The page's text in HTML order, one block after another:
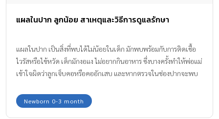
แผลในปาก ลูกน้อย สาเหตุและวิธีการดูแลรักษา
แผลในปาก เป็นสิ่งที่พบได้ไม่น้อยในเด็ก มักพบพร้อมกับการติดเชื้อ
ไวรัสหรือไข้หวัด เด็กมักงอแง ไม่อยากกินอาหาร ซึ่งบางครั้งทำให้พ่อแม่
เข้าใจผิดว่าลูกเจ็บคอหรือคออักเสบ และหากตรวจในช่องปากจะพบ
Amarin Baby & Kids มีวิธีดูแล แผลในปากของลูกน้อยมาให้ได้ทราบ
กันค่ะ
Newborn 0-3 month